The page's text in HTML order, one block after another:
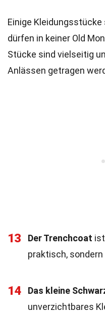
Einige
dürfen in keiner Old
Stücke sind vielseitig
Anlässen getragen
13 Der Trenchcoat
praktisch,
14 Das kleine
unverzichtbares